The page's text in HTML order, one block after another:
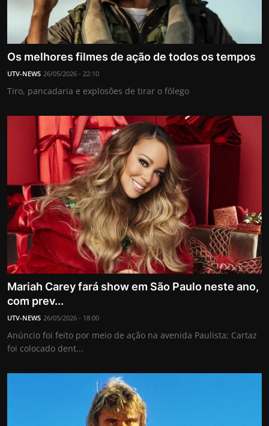
Os melhores filmes de ação de todos os tempos
UTV-NEWS 26/05/2026 - 22:10
Tiro, pancadaria e explosões de tirar o fôlego
Mariah Carey fará show em São Paulo neste ano,
com prev...
UTV-NEWS 26/05/2026 - 18:00
Anúncio foi feito por meio de ação na avenida Paulista; Cartaz
foi colocado dent...